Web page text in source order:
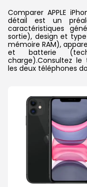
Comparer APPLE
détail est un
caractéristiques
sortie), design et
mémoire RAM),
et batterie
charge).Consultez
les deux téléphones